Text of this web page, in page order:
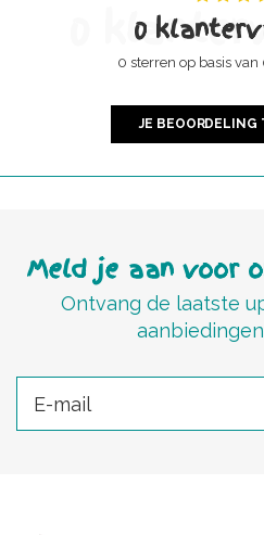
0
0
0 sterren op basis
JE BEOORDELING
Meld je aan voor
Ontvang de laatste